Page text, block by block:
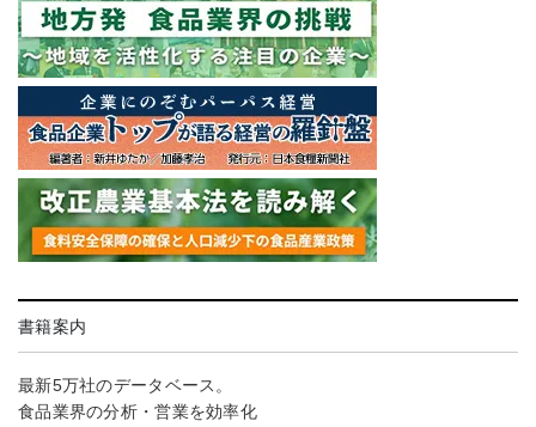
書籍案内
最新5万社のデータベース。
食品業界の分析・営業を効率化